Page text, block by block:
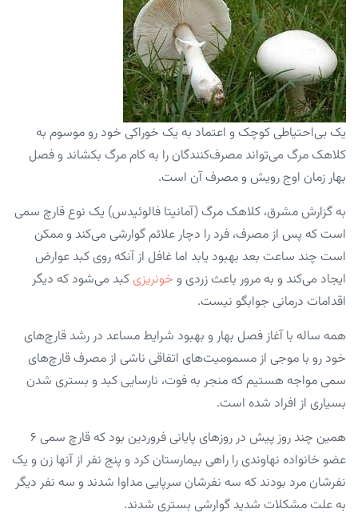
یک بی‌احتیاطی کوچک و اعتماد به یک خوراکی خود رو موسوم به
کلاهک مرگ می‌تواند مصرف‌کنندگان را به کام مرگ بکشاند و فصل
بهار زمان اوج رویش و مصرف آن است.
به گزارش مشرق، کلاهک مرگ (آمانیتا فالوئیدس) یک نوع قارچ سمی
است که پس از مصرف، فرد را دچار علائم گوارشی می‌کند و ممکن
است چند ساعت بعد بهبود یابد اما غافل از آنکه روی کبد عوارض
ایجاد می‌کند و به مرور باعث زردی و خونریزی کبد می‌شود که دیگر
اقدامات درمانی جوابگو نیست.
همه ساله با آغاز فصل بهار و بهبود شرایط مساعد در رشد قارچ‌های
خود رو با موجی از مسمومیت‌های اتفاقی ناشی از مصرف قارچ‌های
سمی مواجه هستیم که منجر به فوت، نارسایی کبد و بستری شدن
بسیاری از افراد شده است.
همین چند روز پیش در روزهای پایانی فروردین بود که قارچ سمی ۶
عضو خانواده نهاوندی را راهی بیمارستان کرد و پنج نفر از آنها زن و یک
نفرشان مرد بودند که سه نفرشان سرپایی مداوا شدند و سه نفر دیگر
به علت مشکلات شدید گوارشی بستری شدند.